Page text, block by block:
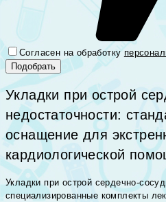
Согласен на обработку
Укладки при острой
недостаточности:
оснащение для
кардиологической
Укладки при острой сердечно-
специализированные комплекты